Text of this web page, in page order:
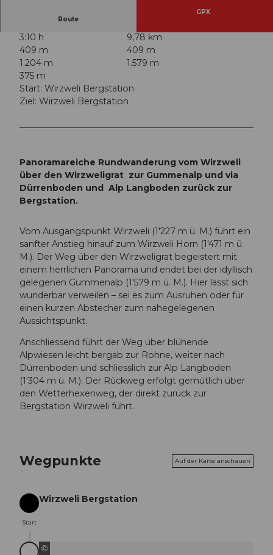
Route
GPX
3:10 h
9,78 km
409 m
409 m
1.204 m
1.579 m
375 m
Start: Wirzweli Bergstation
Ziel: Wirzweli Bergstation
Panoramareiche Rundwanderung vom Wirzweli
über den Wirzweligrat zur Gummenalp und via
Dürrenboden und Alp Langboden zurück zur
Bergstation.
Vom Ausgangspunkt Wirzweli (1'227 m ü. M.) führt ein
sanfter Anstieg hinauf zum Wirzweli Horn (1'471 m ü.
M.). Der Weg über den Wirzweligrat begeistert mit
einem herrlichen Panorama und endet bei der idyllisch
gelegenen Gummenalp (1'579 m ü. M.). Hier lässt sich
wunderbar verweilen – sei es zum Ausruhen oder für
einen kurzen Abstecher zum nahegelegenen
Aussichtspunkt.
Anschliessend führt der Weg über blühende
Alpwiesen leicht bergab zur Rohne, weiter nach
Dürrenboden und schliesslich zur Alp Langboden
(1'304 m ü. M.). Der Rückweg erfolgt gemütlich über
den Wetterhexenweg, der direkt zurück zur
Bergstation Wirzweli führt.
Wegpunkte Auf der Karte anschauen
Start
Start
Wirzweli Bergstation
©